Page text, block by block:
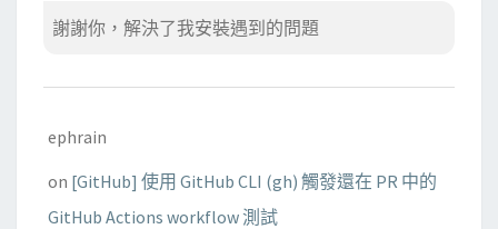
謝謝你，解決了我安裝遇到的問題
ephrain
on [GitHub] 使用 GitHub CLI (gh) 觸發還在 PR 中的
GitHub Actions workflow 測試